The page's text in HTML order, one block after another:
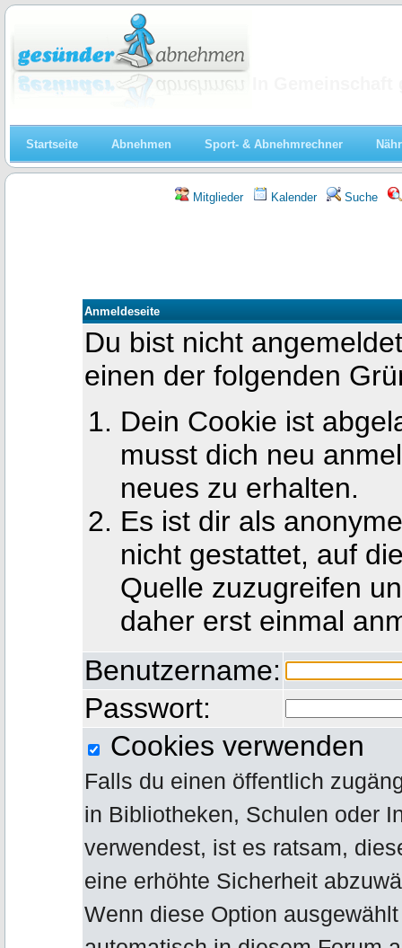
Startseite Abnehmen Sport- & Abnehmrechner
Mitglieder Kalender Suche
Anmeldeseite
Du bist nicht
einen der folgenden
Dein Cookie ist
musst dich neu
neues zu erhalten.
Es ist dir als
nicht gestattet, auf
Quelle zuzugreifen
daher erst einmal
Benutzername:
Passwort:
Cookies verwenden
Falls du einen öffentlich
in Bibliotheken, Schulen oder
verwendest, ist es ratsam,
eine erhöhte Sicherheit
Wenn diese Option